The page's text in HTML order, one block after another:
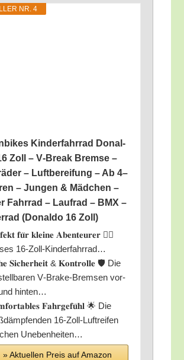
NR. 4
Kin­der­fahr­rad Donal­
Zoll – V‑Break Brem­se –
– Luft­be­rei­fung – Ab 4–
– Jun­gen & Mäd­chen –
Fahr­rad – Lauf­rad – BMX –
(Donal­do 16 Zoll)
𝐟𝐮̈𝐫 𝐤𝐥𝐞𝐢𝐧𝐞 𝐀𝐛𝐞𝐧𝐭𝐞𝐮𝐫𝐞𝐫 🚴‍♂️
16-Zoll-Kinderfahrrad…
𝐒𝐢𝐜𝐡𝐞𝐫𝐡𝐞𝐢𝐭 & 𝐊𝐨𝐧𝐭𝐫𝐨𝐥𝐥𝐞 🛡️ Die
V‑Bra­ke-Brem­sen vor­
hinten…
𝐅𝐚𝐡𝐫𝐠𝐞𝐟𝐮̈𝐡𝐥 🌟 Die
16-Zoll-Luft­rei­fen
Unebenheiten…
» Aktu­el­len Preis auf Ama­zon